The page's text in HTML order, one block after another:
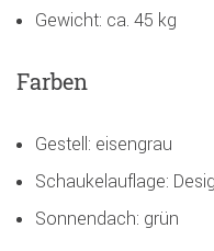
Gewicht: ca. 45 kg
Farben
Gestell: eisengrau
Schaukelauflage:
Sonnendach: grün